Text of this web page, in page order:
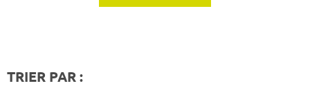
TRIER PAR :